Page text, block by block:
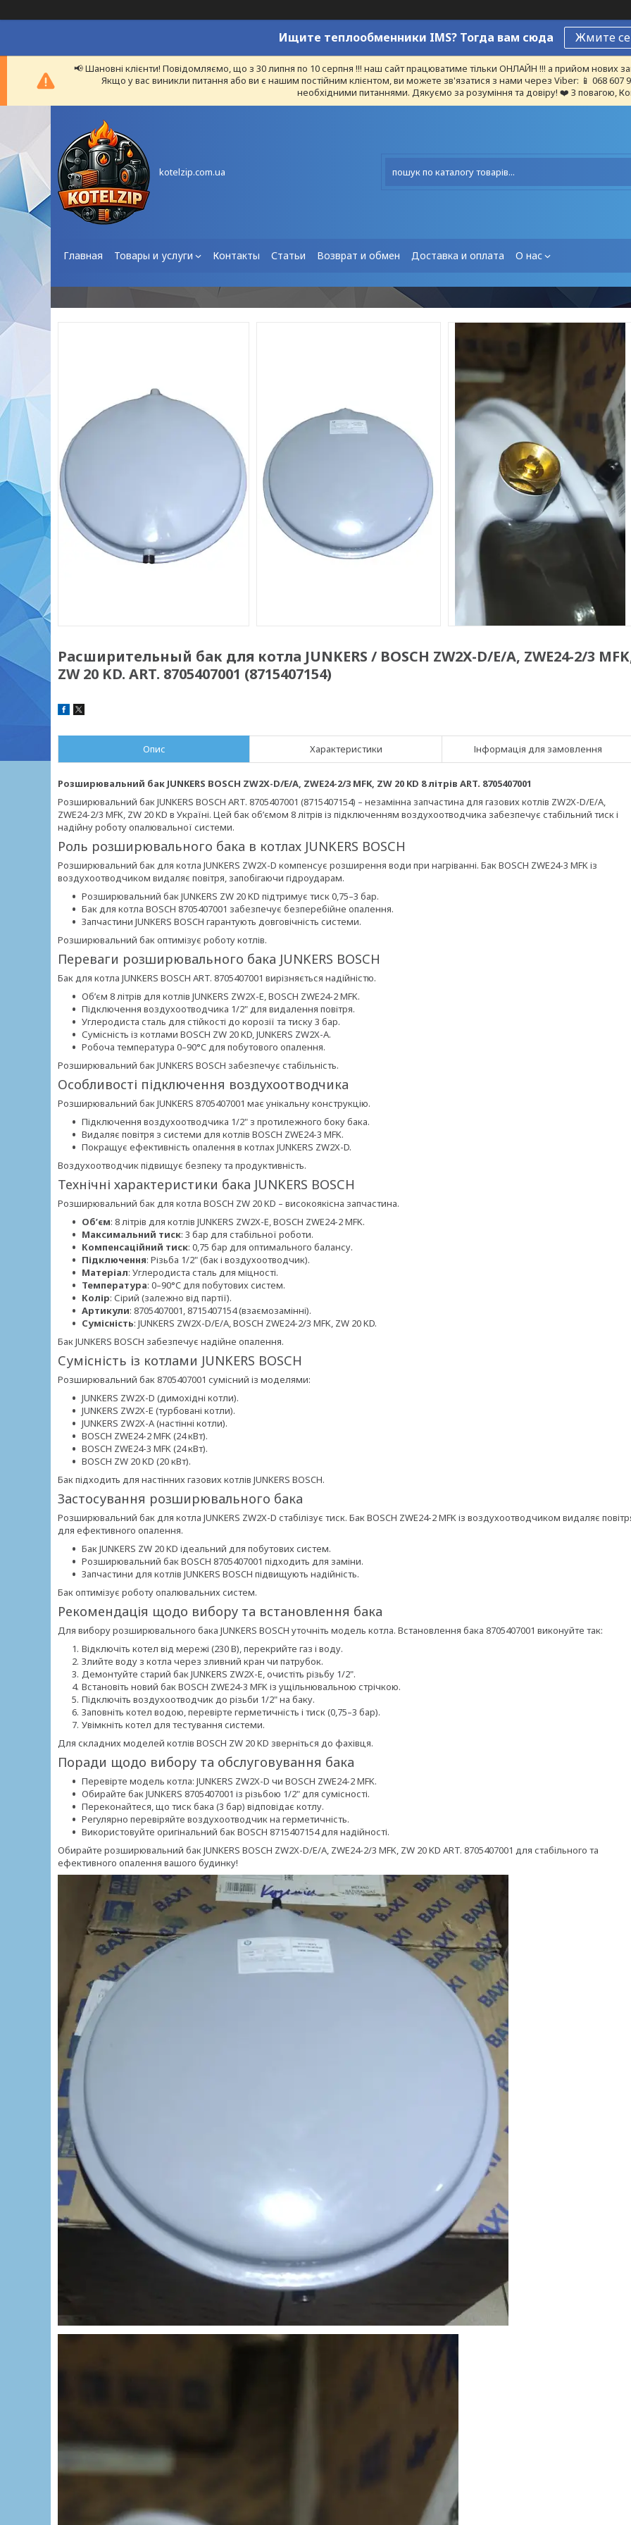
Ищите теплообменники IMS? Тогда вам сюда Жмите
📢 Шановні клієнти! Повідомляємо, що з 30 липня по 10 серпня !!! наш сайт працюватиме тільки ОНЛАЙН !!! а прийом
Якщо у вас виникли питання або ви є нашим постійним клієнтом, ви можете зв'язатися з нами через Viber: 📱 068
необхідними питаннями. Дякуємо за розуміння та довіру! ❤️ З повагою,
kotelzip.com.ua
Главная Товары и услуги Контакты Статьи Возврат и обмен Доставка и оплата О нас
Расширительный бак для котла JUNKERS / BOSCH ZW2X-D/E/A, ZWE24-2/3
ZW 20 KD. ART. 8705407001 (8715407154)
Опис Характеристики Інформація для замовлення
Розширювальний бак JUNKERS BOSCH ZW2X-D/E/A, ZWE24-2/3 MFK, ZW 20 KD 8 літрів ART. 8705407001
Розширювальний бак JUNKERS BOSCH ART. 8705407001 (8715407154) – незамінна запчастина для газових котлів ZW2X-D/E/A,
ZWE24-2/3 MFK, ZW 20 KD в Україні. Цей бак об’ємом 8 літрів із підключенням воздухоотводчика забезпечує стабільний тиск і
надійну роботу опалювальної системи.
Роль розширювального бака в котлах JUNKERS BOSCH
Розширювальний бак для котла JUNKERS ZW2X-D компенсує розширення води при нагріванні. Бак BOSCH ZWE24-3 MFK із
воздухоотводчиком видаляє повітря, запобігаючи гідроударам.
Розширювальний бак JUNKERS ZW 20 KD підтримує тиск 0,75–3 бар.
Бак для котла BOSCH 8705407001 забезпечує безперебійне опалення.
Запчастини JUNKERS BOSCH гарантують довговічність системи.
Розширювальний бак оптимізує роботу котлів.
Переваги розширювального бака JUNKERS BOSCH
Бак для котла JUNKERS BOSCH ART. 8705407001 вирізняється надійністю.
Об’єм 8 літрів для котлів JUNKERS ZW2X-E, BOSCH ZWE24-2 MFK.
Підключення воздухоотводчика 1/2" для видалення повітря.
Углеродиста сталь для стійкості до корозії та тиску 3 бар.
Сумісність із котлами BOSCH ZW 20 KD, JUNKERS ZW2X-A.
Робоча температура 0–90°C для побутового опалення.
Розширювальний бак JUNKERS BOSCH забезпечує стабільність.
Особливості підключення воздухоотводчика
Розширювальний бак JUNKERS 8705407001 має унікальну конструкцію.
Підключення воздухоотводчика 1/2" з протилежного боку бака.
Видаляє повітря з системи для котлів BOSCH ZWE24-3 MFK.
Покращує ефективність опалення в котлах JUNKERS ZW2X-D.
Воздухоотводчик підвищує безпеку та продуктивність.
Технічні характеристики бака JUNKERS BOSCH
Розширювальний бак для котла BOSCH ZW 20 KD – високоякісна запчастина.
Об’єм: 8 літрів для котлів JUNKERS ZW2X-E, BOSCH ZWE24-2 MFK.
Максимальний тиск: 3 бар для стабільної роботи.
Компенсаційний тиск: 0,75 бар для оптимального балансу.
Підключення: Різьба 1/2" (бак і воздухоотводчик).
Матеріал: Углеродиста сталь для міцності.
Температура: 0–90°C для побутових систем.
Колір: Сірий (залежно від партії).
Артикули: 8705407001, 8715407154 (взаємозамінні).
Сумісність: JUNKERS ZW2X-D/E/A, BOSCH ZWE24-2/3 MFK, ZW 20 KD.
Бак JUNKERS BOSCH забезпечує надійне опалення.
Сумісність із котлами JUNKERS BOSCH
Розширювальний бак 8705407001 сумісний із моделями:
JUNKERS ZW2X-D (димохідні котли).
JUNKERS ZW2X-E (турбовані котли).
JUNKERS ZW2X-A (настінні котли).
BOSCH ZWE24-2 MFK (24 кВт).
BOSCH ZWE24-3 MFK (24 кВт).
BOSCH ZW 20 KD (20 кВт).
Бак підходить для настінних газових котлів JUNKERS BOSCH.
Застосування розширювального бака
Розширювальний бак для котла JUNKERS ZW2X-D стабілізує тиск. Бак BOSCH ZWE24-2 MFK із воздухоотводчиком видаляє
для ефективного опалення.
Бак JUNKERS ZW 20 KD ідеальний для побутових систем.
Розширювальний бак BOSCH 8705407001 підходить для заміни.
Запчастини для котлів JUNKERS BOSCH підвищують надійність.
Бак оптимізує роботу опалювальних систем.
Рекомендація щодо вибору та встановлення бака
Для вибору розширювального бака JUNKERS BOSCH уточніть модель котла. Встановлення бака 8705407001 виконуйте так:
Відключіть котел від мережі (230 В), перекрийте газ і воду.
Злийте воду з котла через зливний кран чи патрубок.
Демонтуйте старий бак JUNKERS ZW2X-E, очистіть різьбу 1/2".
Встановіть новий бак BOSCH ZWE24-3 MFK із ущільнювальною стрічкою.
Підключіть воздухоотводчик до різьби 1/2" на баку.
Заповніть котел водою, перевірте герметичність і тиск (0,75–3 бар).
Увімкніть котел для тестування системи.
Для складних моделей котлів BOSCH ZW 20 KD зверніться до фахівця.
Поради щодо вибору та обслуговування бака
Перевірте модель котла: JUNKERS ZW2X-D чи BOSCH ZWE24-2 MFK.
Обирайте бак JUNKERS 8705407001 із різьбою 1/2" для сумісності.
Переконайтеся, що тиск бака (3 бар) відповідає котлу.
Регулярно перевіряйте воздухоотводчик на герметичність.
Використовуйте оригінальний бак BOSCH 8715407154 для надійності.
Обирайте розширювальний бак JUNKERS BOSCH ZW2X-D/E/A, ZWE24-2/3 MFK, ZW 20 KD ART. 8705407001 для стабільного та
ефективного опалення вашого будинку!